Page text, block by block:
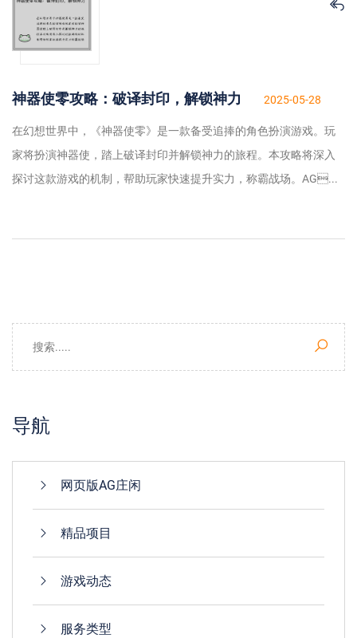
神器使零攻略：破译封印，解锁神力 2025-05-28
在幻想世界中，《神器使零》是一款备受追捧的角色扮演游戏。玩
家将扮演神器使，踏上破译封印并解锁神力的旅程。本攻略将深入
探讨这款游戏的机制，帮助玩家快速提升实力，称霸战场。AG...
导航
网页版AG庄闲
精品项目
游戏动态
服务类型